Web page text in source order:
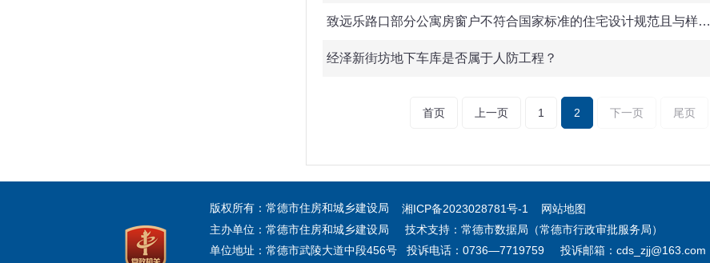
致远乐路口部分公寓房窗户不符合国家标准的住宅设计规范且与样…
经泽新街坊地下车库是否属于人防工程？
首页 上一页 1 2 下一页 尾页
版权所有：常德市住房和城乡建设局 湘ICP备2023028781号-1
网站地图
主办单位：常德市住房和城乡建设局 技术支持：常德市数据局（常德市行政审批服务局）
单位地址：常德市武陵大道中段456号 投诉电话：0736—7719759 投诉邮箱：cds_zjj@163.com